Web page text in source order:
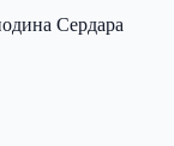
Сердара